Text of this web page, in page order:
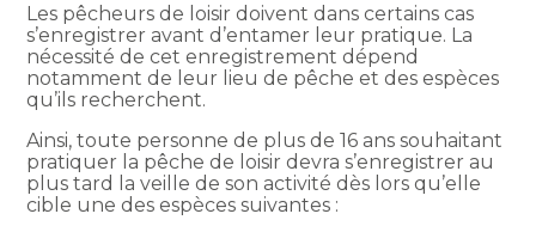
Les pêcheurs de loisir doivent dans certains cas
s’enregistrer avant d’entamer leur pratique. La
nécessité de cet enregistrement dépend
notamment de leur lieu de pêche et des espèces
qu’ils recherchent.
Ainsi, toute personne de plus de 16 ans souhaitant
pratiquer la pêche de loisir devra s’enregistrer au
plus tard la veille de son activité dès lors qu’elle
cible une des espèces suivantes :